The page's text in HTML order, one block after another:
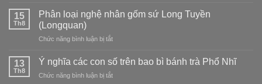
sứ
Nhật
vẻ
trong
phá
–
tế
thanh
15
Th8
Phân loại nghệ nhân gốm sứ Long Tuyền
(Longquan)
Chức năng bình luận bị tắtở
loại
nhân
13
Th8
Ý nghĩa các con số trên bao bì bánh trà Phổ Nhĩ
Chức năng bình luận bị tắtở